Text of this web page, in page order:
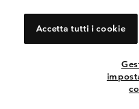
Servizio clienti: Lun. - ven. 9:00 -
(+)390694804176
Accetta tutti i cookie
Italia